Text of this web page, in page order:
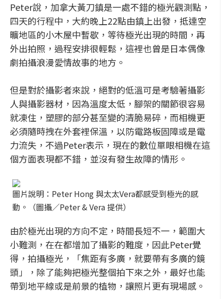
Peter說，加拿大黃刀鎮是一處不錯的極光觀測點，
四天的行程中，大約晚上22點由鎮上出發，抵達空
曠地區的小木屋中暫歇，等待極光出現的時間，再
外出拍照，過程安排很輕鬆，這裡也曾是日本偶像
劇拍攝浪漫愛情故事的地方。
但是對於攝影者來說，絕對的低溫可是考驗著攝影
人與攝影器材，因為溫度太低，腳架的關節很容易
就凍住，塑膠的部分甚至變的清脆易碎，而相機更
必須隨時拽在外套裡保溫，以防電路板固障或是電
力流失，不過Peter表示，現在的數位單眼相機在這
個方面表現都不錯，並沒有發生故障的情形。
圖片說明：Peter Hong 與太太Vera都感受到極光的感
動。（圖攝／Peter & Vera 提供）
由於極光出現的方向不定，時間長短不一，範圍大
小難測，在在都增加了攝影的難度，因此Peter覺
得，拍攝極光，「焦距有多廣，就要帶有多廣的鏡
頭」，除了能夠把極光整個拍下來之外，最好也能
帶到地平線或是前景的植物，讓照片更有現場感。